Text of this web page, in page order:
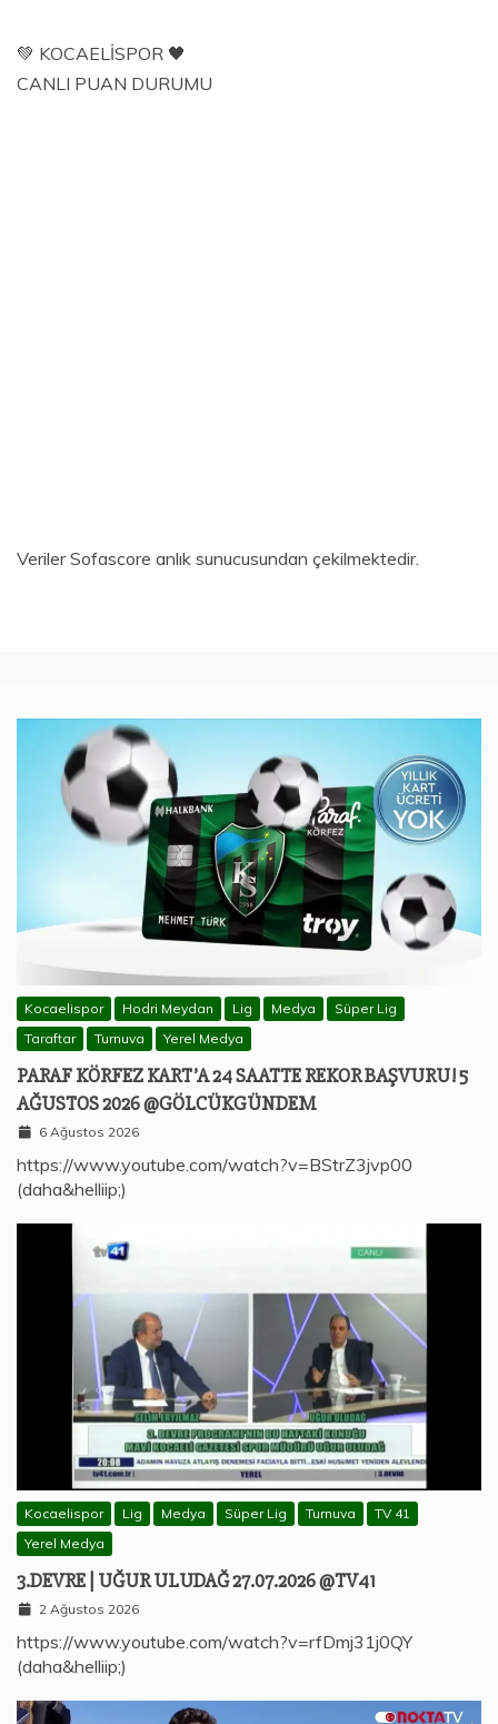
💚 KOCAELİSPOR 🖤
CANLI PUAN DURUMU
VerilerSofascore anlık sunucusundan çekilmektedir.
Kocaelispor Hodri Meydan Lig Medya
Süper Lig
Taraftar
Turnuva Yerel Medya
PARAF KÖRFEZ KART’A 24 SAATTE REKOR BAŞVURU! 5
AĞUSTOS 2026 @GÖLCÜKGÜNDEM
6 Ağustos 2026
https://www.youtube.com/watch?v=BStrZ3jvp00
(daha&helliip;)
Kocaelispor Lig Medya Süper Lig Turnuva
TV 41
Yerel Medya
3.DEVRE | UĞUR ULUDAĞ 27.07.2026 @TV41
2 Ağustos 2026
https://www.youtube.com/watch?v=rfDmj31j0QY
(daha&helliip;)